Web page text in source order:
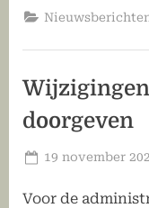
de
nieuwe
&
doorgeven
Geplaatst
19 november
Voor de